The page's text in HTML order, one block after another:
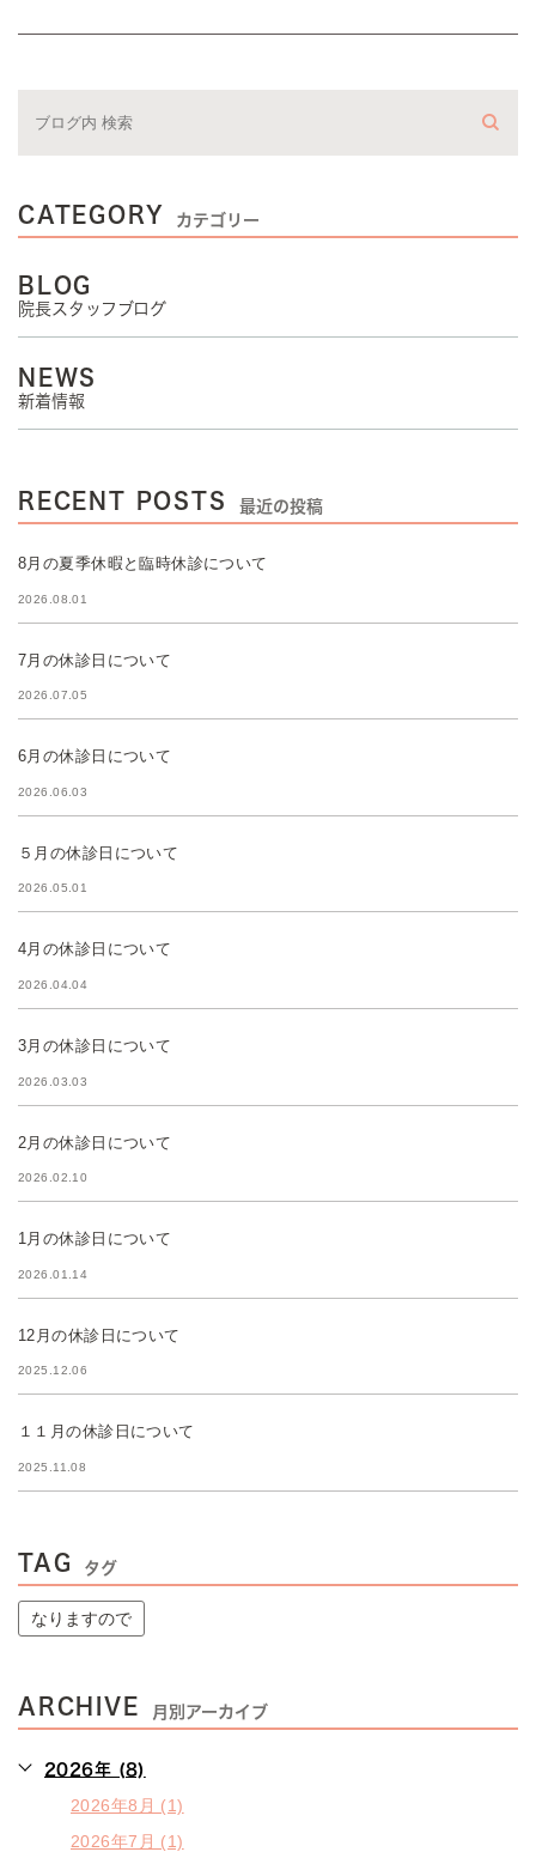
CATEGORY カテゴリー
BLOG
院長スタッフブログ
NEWS
新着情報
RECENT POSTS 最近の投稿
8月の夏季休暇と臨時休診について
2026.08.01
7月の休診日について
2026.07.05
6月の休診日について
2026.06.03
５月の休診日について
2026.05.01
4月の休診日について
2026.04.04
3月の休診日について
2026.03.03
2月の休診日について
2026.02.10
1月の休診日について
2026.01.14
12月の休診日について
2025.12.06
１１月の休診日について
2025.11.08
TAG タグ
なりますので
ARCHIVE 月別アーカイブ
2026年 (8)
2026年8月 (1)
2026年7月 (1)